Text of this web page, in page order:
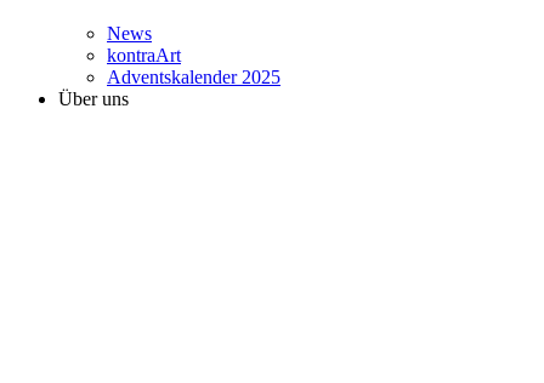
News
kontraArt
Adventskalender 2025
Über uns